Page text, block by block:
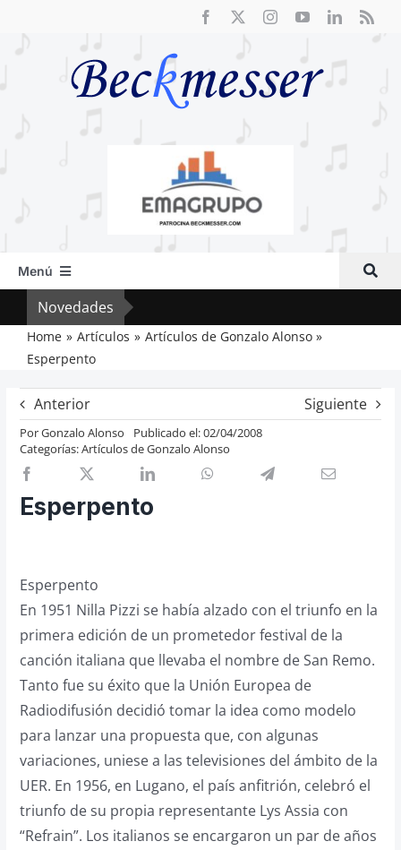
Menú
Inicio
Actual
Artículos
Crítica
Previos de ópera
Entrevistas
Recomendación
Cosas de Beckmesser
Novedades
Home Artículos
Artículos de Gonzalo Alonso
Esperpento
Anterior Siguiente
PorGonzalo Alonso
Publicado el: 02/04/2008
Categorías:Artículos de Gonzalo Alonso
Esperpento
Esperpento
En 1951 Nilla Pizzi se había alzado con el triunfo en la
primera edición de un prometedor festival de la
canción italiana que llevaba el nombre de San Remo.
Tanto fue su éxito que la Unión Europea de
Radiodifusión decidió tomar la idea como modelo
para lanzar una propuesta que, con algunas
variaciones, uniese a las televisiones del ámbito de la
UER. En 1956, en Lugano, el país anfitrión, celebró el
triunfo de su propia representante Lys Assia con
“Refrain”. Los italianos se encargaron un par de años